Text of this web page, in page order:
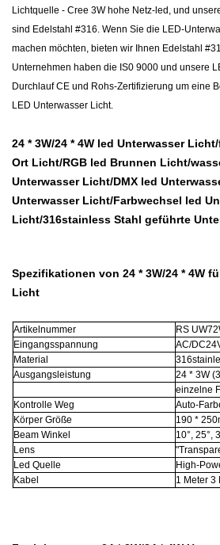
Lichtquelle - Cree 3W hohe Netz-led, und
sind Edelstahl #316. Wenn Sie die LED-
machen möchten, bieten wir Ihnen Edelstahl
Unternehmen haben die IS0 9000 und unsere
Durchlauf CE und Rohs-Zertifizierung um eine
LED Unterwasser Licht.
24 * 3W/24 * 4W led Unterwasser
Ort Licht/RGB led Brunnen Licht/
Unterwasser Licht/DMX led
Unterwasser Licht/Farbwechsel led
Licht/316stainless Stahl geführte
Spezifikationen von 24 * 3W/24 * 4W
Licht
Artikelnummer
RS
Eingangsspannung
AC/
Material
Ausgangsleistung
24 * 3W
einzelne
Kontrolle Weg
Auto-
Körper Größe
190 *
Beam Winkel
10°, 25°,
Lens
Led Quelle
High-
Kabel
1 Meter 3